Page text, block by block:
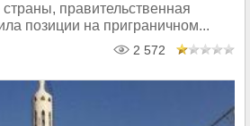
правительственная
позиции на приграничном...
2 572